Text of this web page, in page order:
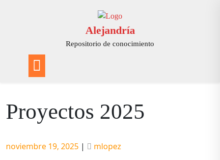
Alejandría
Repositorio de conocimiento
Proyectos 2025
Publicado
noviembre 19, 2025 | Publicado
mlopez